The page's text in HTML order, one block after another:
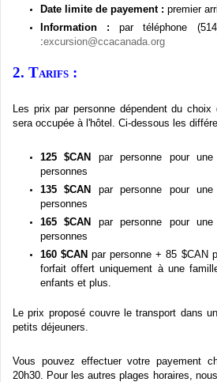
Date limite de payement: premier
Information : partéléphone
:excursion@ccacanada.org
2. Tarifs :
Les prix par personne dépendentduchoix
sera occupée à l'hôtel Ci-dessous les
125 $CAN parpersonne pourune
personnes
135 $CAN parpersonne pourune
personnes
165 $CAN parpersonne pourune
personnes
160 $CAN parpersonne + 85 $CAN
forfait offert uniquement à une
enfants et plus.
Le prix proposé couvrele transport dans
petits déjeuners
Vous pouvez effectuer votre payement
20h30 . Pour lesautres plages horaires nous